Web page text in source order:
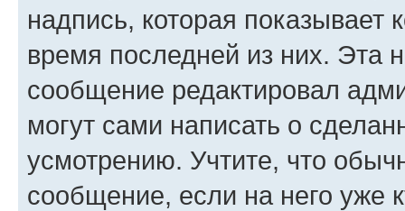
надпись, которая показывает
время последней из них. Эта
сообщение редактировал
могут сами написать о
усмотрению. Учтите, что
сообщение, если на него уже